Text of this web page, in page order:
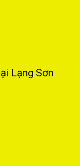
Lạng Sơn